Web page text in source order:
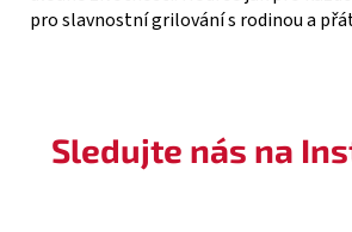
pro slavnostní grilování s rodinou a
Sledujte nás na